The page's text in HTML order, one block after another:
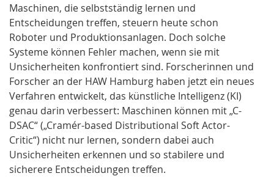
Maschinen, die selbstständig lernen und
Entscheidungen treffen, steuern heute schon
Roboter und Produktionsanlagen. Doch solche
Systeme können Fehler machen, wenn sie mit
Unsicherheiten konfrontiert sind. Forscherinnen und
Forscher an der HAW Hamburg haben jetzt ein neues
Verfahren entwickelt, das künstliche Intelligenz (KI)
genau darin verbessert: Maschinen können mit „C-
DSAC“ („Cramér-based Distributional Soft Actor-
Critic“) nicht nur lernen, sondern dabei auch
Unsicherheiten erkennen und so stabilere und
sicherere Entscheidungen treffen.